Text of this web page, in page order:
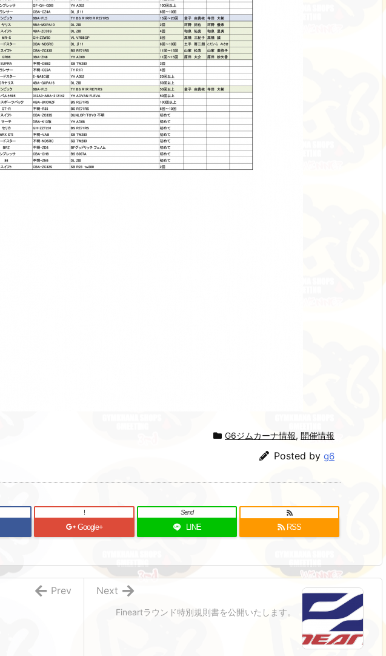
G6ジムカーナ情報, 開催情報
Posted by g6
Google+
!
LINE
Send
RSS
Fineartラウンド特別規則書を公開いたします。
Next
Prev